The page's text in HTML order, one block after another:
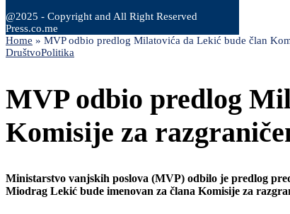
@2025 - Copyright and All Right Reserved
Press.co.me
Home » MVP odbio predlog Milatovića da Lekić bude član
DruštvoPolitika
MVP odbio predlog
Komisije za
Ministarstvo vanjskih poslova (MVP) odbilo je predlog
Miodrag Lekić bude imenovan za člana Komisije za